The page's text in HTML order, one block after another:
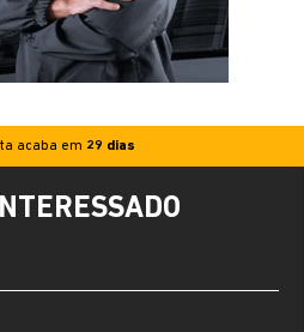
acaba em 29 dias